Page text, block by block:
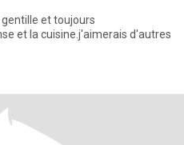
et toujours
et la cuisine.j'aimerais d'autres